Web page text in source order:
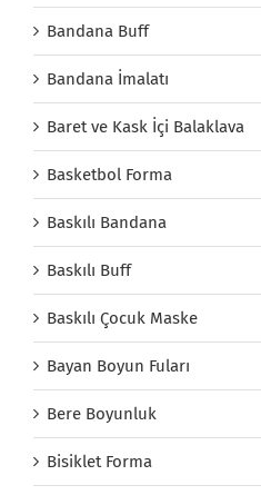
Bandana Buff
Bandana İmalatı
Baret ve Kask İçi Balaklava
Basketbol Forma
Baskılı Bandana
Baskılı Buff
Baskılı Çocuk Maske
Bayan Boyun Fuları
Bere Boyunluk
Bisiklet Forma